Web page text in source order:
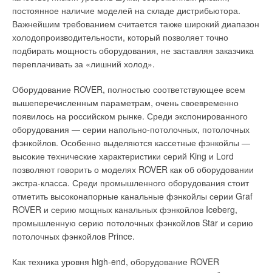
постоянное наличие моделей на складе дистрибьютора.
Важнейшим требованием считается также широкий диапазон
холодопроизводительности, который позволяет точно
подбирать мощность оборудования, не заставляя заказчика
переплачивать за «лишний холод».
Оборудование ROVER, полностью соответствующее всем
вышеперечисленным параметрам, очень своевременно
появилось на российском рынке. Среди экспонированного
оборудования — серии напольно-потолочных, потолочных
фэнкойлов. Особенно выделяются кассетные фэнкойлы —
высокие технические характеристики серий King и Lord
позволяют говорить о моделях ROVER как об оборудовании
экстра-класса. Среди промышленного оборудования стоит
отметить высоконапорные канальные фэнкойлы серии Graf
ROVER и серию мощных канальных фэнкойлов Iceberg,
промышленную серию потолочных фэнкойлов Star и серию
потолочных фэнкойлов Prince.
Как техника уровня high-end, оборудование ROVER
Резюмировать все вышеприведенные соображения можно
пословицей: «готовь сани летом, а телегу — зимой». Так или
иначе, но готовиться к работе с HCF хладагентами нужно
сейчас, иначе уже в сезоне 2004 г. можно столкнуться с
некоторыми из вышеописанных проблем.
Читайте по теме:
→ Горизонты сотрудничества ТПХ «Русклимат» и Toshiba
ЖУРНАЛ СОК ЯНВАРЬ 2022
→ Куда движется рынок VRF в России? Факты и прогнозы
→
Cистемы вентиляции и кондиционирования воздуха
торговых предприятий на примере ТЦ «Щёлково»
ЖУРНАЛ СОК СЕНТЯБРЬ 2020
→
Технологическое партнёрство производителей — новая
перспектива для российского рынка
ЖУРНАЛ СОК ИЮНЬ 2020
→
Системы кондиционирования VRF — рост и
продвижение
ЖУРНАЛ СОК НОЯБРЬ 2018
в локальную сеть, в которой один из devireg™ 550 управляет
другими. Работа в сети возможна также в комбинации с
devicoм™ PC PRO, состоящим из интерфейса и
программного обеспечения и позволяющим компьютеру
через локальную сеть управлять до 32 devireg™ 550.
«параллельно». Необходимое оборудование: компьютер
IBM PC (обязательно наличие COM-порта и дисковода 3,5≤)
с операционной системой Windows 95/98/2000/NT/XP.
Системы снеготаяния
Установки на открытых площадках
Автостоянки, дороги, тротуары, наружные ступени,
погрузочные рампы и мосты — наиболее распространенные
места установок систем стаивания снега и льда DEVI.
Расчетная мощность
Обычно устанавливаемая мощность для России и Северных